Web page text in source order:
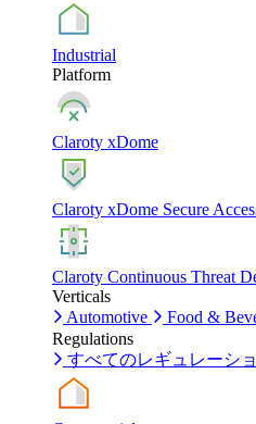
Industrial
Platform
Claroty xDome
Claroty xDome Secure
Claroty Continuous Threat
Verticals
Automotive
Food &
Regulations
すべてのレギュレーシ